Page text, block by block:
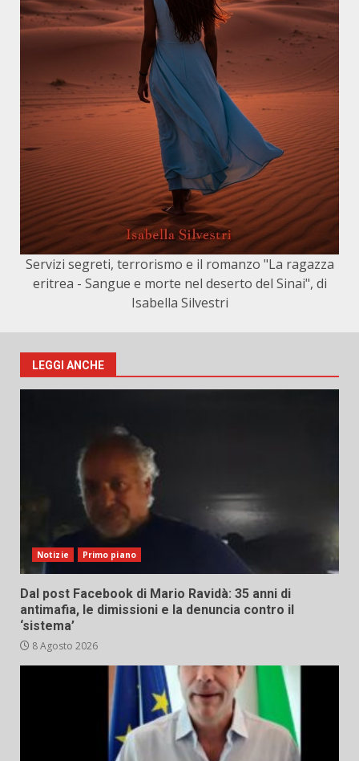
Servizi segreti, terrorismo e il romanzo "La ragazza
eritrea - Sangue e morte nel deserto del Sinai", di
Isabella Silvestri
LEGGI ANCHE
Notizie Primo piano
Dal post Facebook di Mario Ravidà: 35 anni di
antimafia, le dimissioni e la denuncia contro il
‘sistema’
8 Agosto 2026